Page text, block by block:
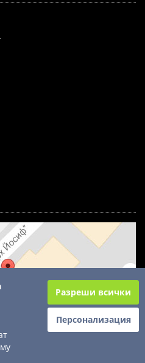
Всички права запазени
Разреши всички
Персонализация